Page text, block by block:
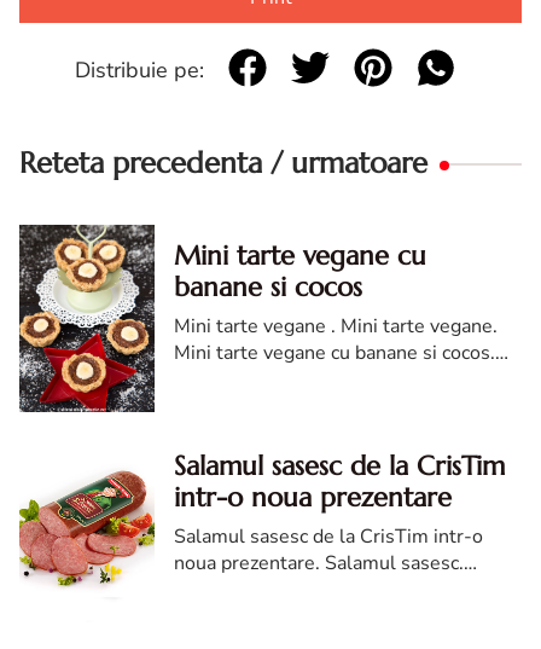
Distribuie pe:
Reteta precedenta / urmatoare
Mini tarte vegane cu
banane si cocos
Mini tarte vegane . Mini tarte vegane.
Mini tarte vegane cu banane si cocos.
Salamul sasesc de la CrisTim
intr-o noua prezentare
Salamul sasesc de la CrisTim intr-o
noua prezentare. Salamul sasesc.